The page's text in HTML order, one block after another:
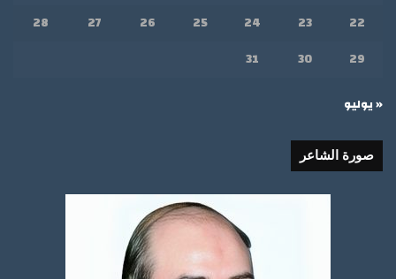
22
23
24
25
26
27
28
29
30
31
« يوليو
صورة الشاعر